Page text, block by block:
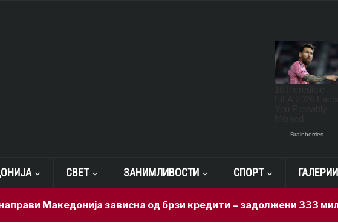
СВЕТ ЗАНИМЛИВОСТИ СПОРТ ГАЛЕРИИ
Македонија зависна од брзи кредити – задолжени 333